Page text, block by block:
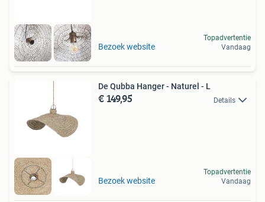
Bezoek website
Topadvertentie
Vandaag
De Qubba Hanger - Naturel - L
€ 149,95 Details
Bezoek website
Topadvertentie
Vandaag